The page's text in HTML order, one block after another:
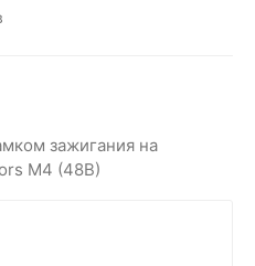
зажигания на
М4 (48В)